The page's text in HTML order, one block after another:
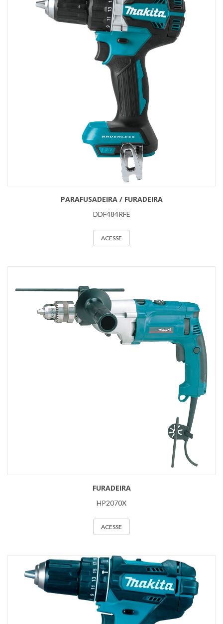
PARAFUSADEIRA / FURADEIRA
DDF484RFE
ACESSE
FURADEIRA
HP2070X
ACESSE